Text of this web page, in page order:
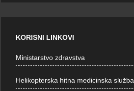
KORISNI LINKOVI
Ministarstvo zdravstva
Helikopterska hitna medicinska služba